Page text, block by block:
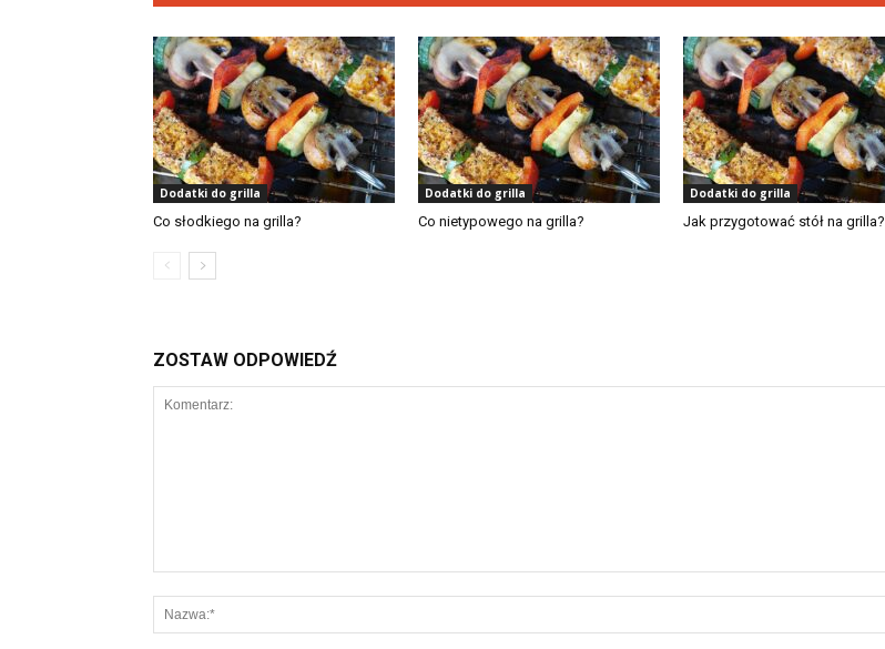
Dodatki do grilla
Co słodkiego na grilla?
Dodatki do grilla
Co nietypowego na grilla?
Dodatki do grilla
Jak przygotować stół na grilla?
ZOSTAW ODPOWIEDŹ